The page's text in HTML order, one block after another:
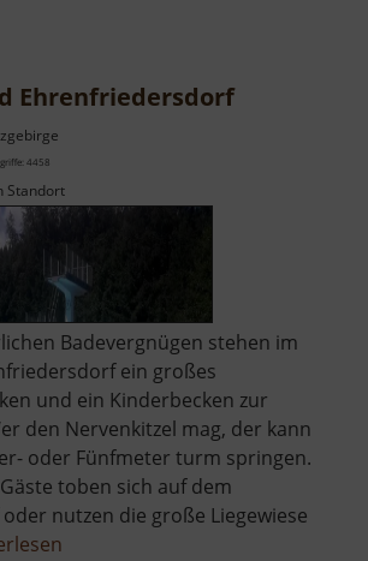
Ehrenfriedersdorf
4458
Standort
Badevergnügen stehen im
ein großes
und ein Kinderbecken zur
den Nervenkitzel mag, der kann
oder Fünfmeter turm springen.
toben sich auf dem
nutzen die große Liegewiese